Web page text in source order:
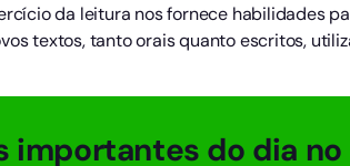
da leitura nos fornece habilidades
textos, tanto orais quanto escritos,
importantes do dia no